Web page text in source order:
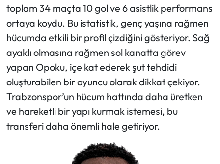
toplam 34 maçta 10 gol ve 6 asistlik performans
ortaya koydu. Bu istatistik, genç yaşına rağmen
hücumda etkili bir profil çizdiğini gösteriyor. Sağ
ayaklı olmasına rağmen sol kanatta görev
yapan Opoku, içe kat ederek şut tehdidi
oluşturabilen bir oyuncu olarak dikkat çekiyor.
Trabzonspor’un hücum hattında daha üretken
ve hareketli bir yapı kurmak istemesi, bu
transferi daha önemli hale getiriyor.